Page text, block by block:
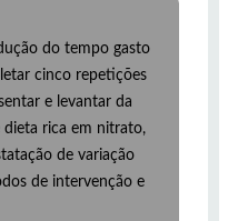
do tempo gasto
cinco repetições
e levantar da
dieta rica em nitrato,
de variação
de intervenção e